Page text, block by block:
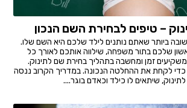
– טיפים לבחירת השם הנכון
ביותר שאתם נותנים לילד שלכם היא השם שלו.
שלכם בתור משפחה, שילווה אותכם לאורך כל
משקיעים זמן ומחשבה בתהליך בחירת שם לתינוק.
כדי לקחת את ההחלטה הנכונה. במדריך הקרוב ננסה
שיתאים לו כילד וכאדם בוגר....